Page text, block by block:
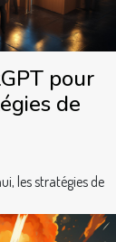
pour
de
les stratégies de